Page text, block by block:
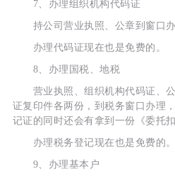
7、办理组织机构代码证
持公司营业执照、公章到窗口办
办理代码证现在也是免费的。
8、办理国税、地税
营业执照、组织机构代码证、公
证复印件各两份，到税务窗口办理
记证的同时还会有拿到一份《委托
办理税务登记现在也是免费的。
9、办理基本户